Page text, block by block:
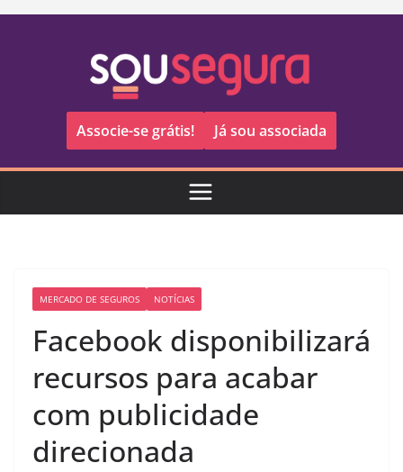
Pular
Associe-se grátis! Já sou associada
MERCADO DE SEGUROS NOTÍCIAS
Facebook disponibilizará
recursos para acabar
com publicidade
direcionada